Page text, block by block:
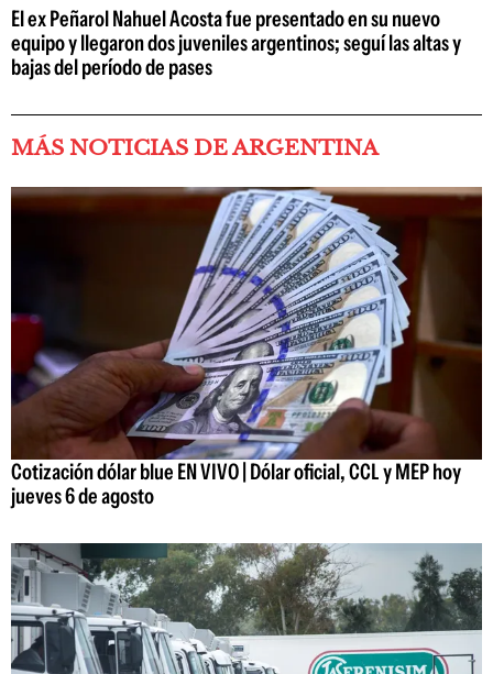
El ex Peñarol Nahuel Acosta fue presentado en su nuevo
equipo y llegaron dos juveniles argentinos; seguí las altas y
bajas del período de pases
MÁS NOTICIAS DE ARGENTINA
Cotización dólar blue EN VIVO | Dólar oficial, CCL y MEP hoy
jueves 6 de agosto